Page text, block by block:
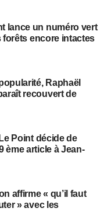
lance un numéro vert
forêts encore intactes
Raphaël
recouvert de
Point décide de
ème article à Jean-
affirme « qu’il faut
» avec les